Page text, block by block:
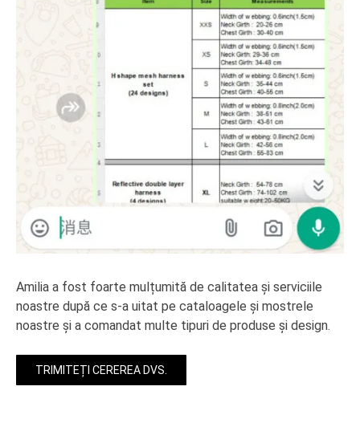
Amilia a fost foarte mulțumită de calitatea și serviciile
noastre după ce s-a uitat pe cataloagele și mostrele
noastre și a comandat multe tipuri de produse și design.
TRIMITEȚI CEREREA DVS.